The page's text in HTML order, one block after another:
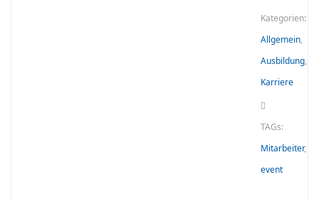
Kategorien:
Allgemein,
Ausbildung,
Karriere
TAGs:
Mitarbeiter,
event